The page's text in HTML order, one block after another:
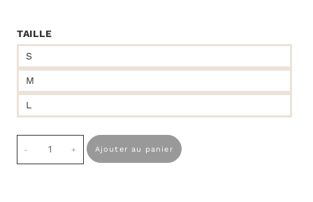
TAILLE
S
M
L
quantité
Ajouter au panier